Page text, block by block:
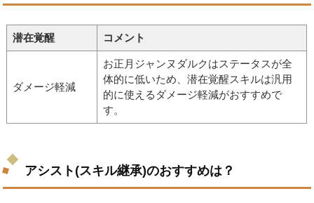
潜在覚醒 コメント
ダメージ軽減
お正月ジャンヌダルクはステータスが全
体的に低いため、潜在覚醒スキルは汎用
的に使えるダメージ軽減がおすすめで
す。
アシスト(スキル継承)のおすすめは？